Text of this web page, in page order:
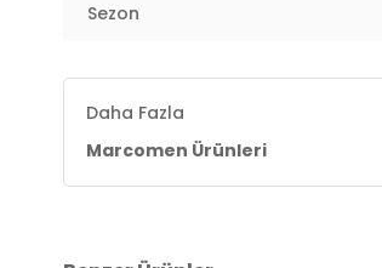
Sezon
Daha Fazla
Marcomen Ürünleri